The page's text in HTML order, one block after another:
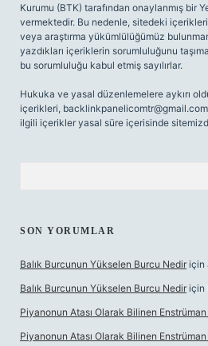
Kurumu (BTK) tarafından onaylanmış bir
vermektedir. Bu nedenle, sitedeki
veya araştırma yükümlülüğümüz
yazdıkları içeriklerin sorumluluğunu
bu sorumluluğu kabul etmiş sayılırlar.
Hukuka ve yasal düzenlemelere aykırı
içerikleri, backlinkpanelicomtr@gmail.com
ilgili içerikler yasal süre içerisinde
SON YORUMLAR
Balık Burcunun Yükselen Burcu Nedir için
Balık Burcunun Yükselen Burcu Nedir için
Piyanonun Atası Olarak Bilinen
Piyanonun Atası Olarak Bilinen